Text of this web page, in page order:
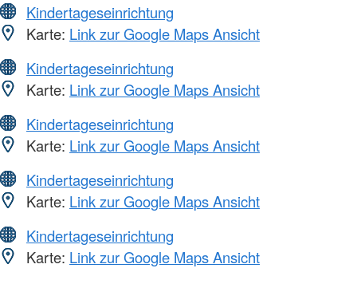
Kindertageseinrichtung
Karte: Link zur Google Maps Ansicht
Kindertageseinrichtung
Karte: Link zur Google Maps Ansicht
Kindertageseinrichtung
Karte: Link zur Google Maps Ansicht
Kindertageseinrichtung
Karte: Link zur Google Maps Ansicht
Kindertageseinrichtung
Karte: Link zur Google Maps Ansicht